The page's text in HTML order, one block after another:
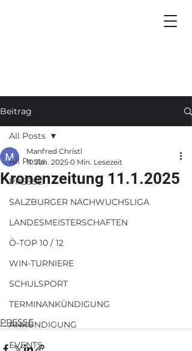
Beitrag
All Posts
PRESSE
SALZBURGER NACHWUCHSLIGA
LANDESMEISTERSCHAFTEN
Ö-TOP 10 / 12
WIN-TURNIERE
SCHULSPORT
TERMINANKÜNDIGUNG
ANKÜNDIGUNG
EVENTS
All Posts
Kronenzeitung 11.1.2025
Manfred Christl
11. Jan. 2025 0 Min. Lesezeit
PRESSE